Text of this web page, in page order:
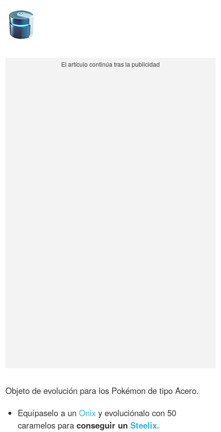
Objeto de evolución para los Pokémon de tipo Acero.
Equípaselo a unOnix y evoluciónalo con 50
caramelos paraconseguir unSteelix.